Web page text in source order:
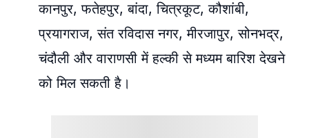
कानपुर, फतेहपुर, बांदा, चित्रकूट, कौशांबी,
प्रयागराज, संत रविदास नगर, मीरजापुर, सोनभद्र,
चंदौली और वाराणसी में हल्की से मध्यम बारिश देखने
को मिल सकती है।